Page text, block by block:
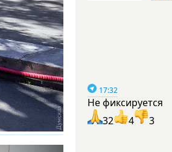
17:32
Не фиксируется
32
4 3